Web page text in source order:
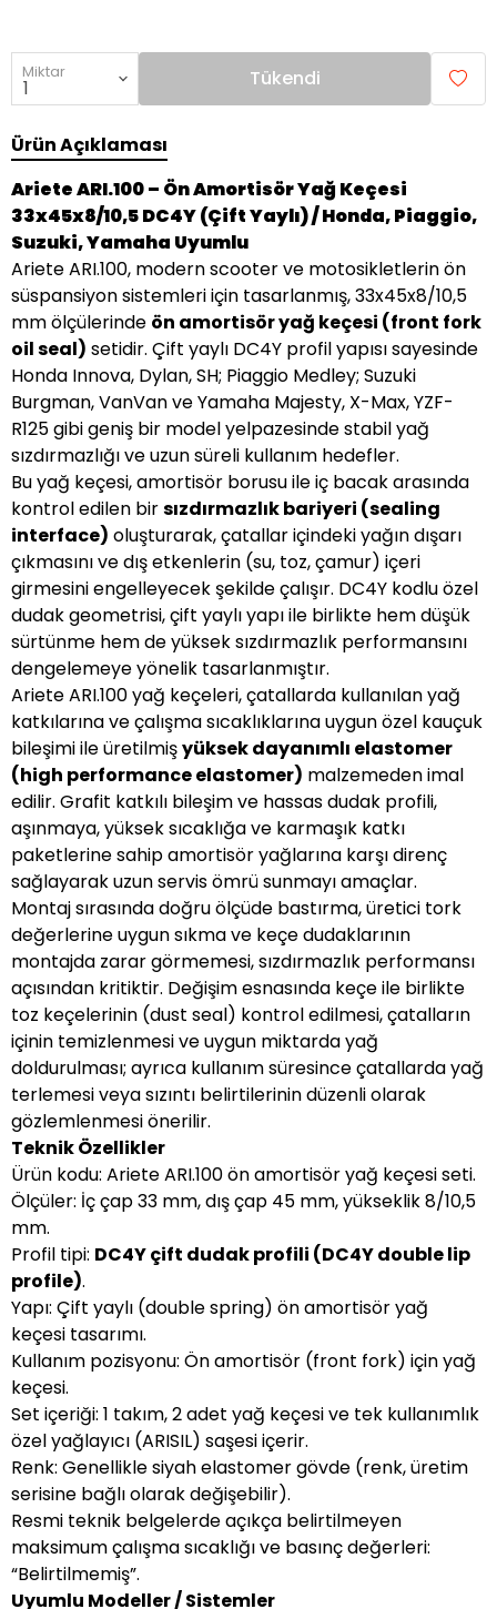
Miktar Tükendi
Ürün Açıklaması
Ariete ARI.100 – Ön Amortisör Yağ Keçesi
33x45x8/10,5 DC4Y (Çift Yaylı) / Honda, Piaggio,
Suzuki, Yamaha Uyumlu
Ariete ARI.100, modern scooter ve motosikletlerin ön
süspansiyon sistemleri için tasarlanmış, 33x45x8/10,5
mm ölçülerinde ön amortisör yağ keçesi (front fork
oil seal) setidir. Çift yaylı DC4Y profil yapısı sayesinde
Honda Innova, Dylan, SH; Piaggio Medley; Suzuki
Burgman, VanVan ve Yamaha Majesty, X-Max, YZF-
R125 gibi geniş bir model yelpazesinde stabil yağ
sızdırmazlığı ve uzun süreli kullanım hedefler.
Bu yağ keçesi, amortisör borusu ile iç bacak arasında
kontrol edilen birsızdırmazlık bariyeri (sealing
interface) oluşturarak, çatallar içindeki yağın dışarı
çıkmasını ve dış etkenlerin (su, toz, çamur) içeri
girmesini engelleyecek şekilde çalışır. DC4Y kodlu özel
dudak geometrisi, çift yaylı yapı ile birlikte hem düşük
sürtünme hem de yüksek sızdırmazlık performansını
dengelemeye yönelik tasarlanmıştır.
Ariete ARI.100 yağ keçeleri, çatallarda kullanılan yağ
katkılarına ve çalışma sıcaklıklarına uygun özel kauçuk
bileşimi ile üretilmişyüksek dayanımlı elastomer
(high performance elastomer) malzemeden imal
edilir. Grafit katkılı bileşim ve hassas dudak profili,
aşınmaya, yüksek sıcaklığa ve karmaşık katkı
paketlerine sahip amortisör yağlarına karşı direnç
sağlayarak uzun servis ömrü sunmayı amaçlar.
Montaj sırasında doğru ölçüde bastırma, üretici tork
değerlerine uygun sıkma ve keçe dudaklarının
montajda zarar görmemesi, sızdırmazlık performansı
açısından kritiktir. Değişim esnasında keçe ile birlikte
toz keçelerinin (dust seal) kontrol edilmesi, çatalların
içinin temizlenmesi ve uygun miktarda yağ
doldurulması; ayrıca kullanım süresince çatallarda yağ
terlemesi veya sızıntı belirtilerinin düzenli olarak
gözlemlenmesi önerilir.
Teknik Özellikler
Ürün kodu: Ariete ARI.100 ön amortisör yağ keçesi seti.
Ölçüler: İç çap 33 mm, dış çap 45 mm, yükseklik 8/10,5
mm.
Profil tipi: DC4Y çift dudak profili (DC4Y double lip
profile).
Yapı: Çift yaylı (double spring) ön amortisör yağ
keçesi tasarımı.
Kullanım pozisyonu: Ön amortisör (front fork) için yağ
keçesi.
Set içeriği: 1 takım, 2 adet yağ keçesi ve tek kullanımlık
özel yağlayıcı (ARISIL) saşesi içerir.
Renk: Genellikle siyah elastomer gövde (renk, üretim
serisine bağlı olarak değişebilir).
Resmi teknik belgelerde açıkça belirtilmeyen
maksimum çalışma sıcaklığı ve basınç değerleri:
“Belirtilmemiş”.
Uyumlu Modeller / Sistemler